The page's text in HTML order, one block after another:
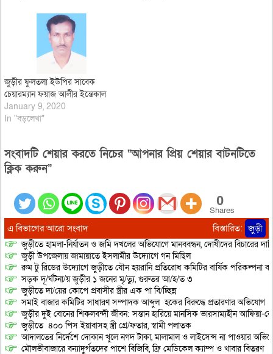
জুড়ীর ফুলতলা ইউপির সাবেক
চেয়ারম্যান ফয়াজ আলীর ইন্তেকাল
January 9, 2020
In "বড়লেখা"
সংবাদটি শেয়ার করতে নিচের “আপনার প্রিয় শেয়ার বাটনটিতে
ক্লিক করুন”
0
Shares
এ বিভাগের আরো সংবাদ বিস্তারিত: জুড়ী
জুড়ীতে হামলা-নির্যাতন ও জমি দখলের অভিযোগে মানববন্ধন, দোষীদের বিচারের দাবি
জুড়ী উপজেলায় জামায়াতে ইসলামীর উদ্যোগে গন মিছিল
রুম টু রিডের উদ্যোগে জুড়ীতে যৌন হয়রানি প্রতিরোধ কমিটির বার্ষিক পরিকল্পনা
সড়ক দূ/র্ঘটনা/য় জুড়ীর ১ জনের মৃ/ত্যু, গুরুতর আ/হ/ত ৩
জুড়ীতে দা/য়ের কোপে প্রবাসীর স্ত্রীর এক পা বি/চ্ছিন্ন
সমাই বাজার কমিটির সাধারণ সম্পাদক আব্দুল হকের বিরুদ্ধে প্রতারণার অভিযোগ
জুড়ীর দুই বোনের শিকলবন্দী জীবন: সন্তান হারিয়ে মানসিক ভারসাম্যহীন আফিয়া-
জুড়ীতে ৪০০ পিস ইয়াবাসহ স্ত্রী গ্রে/ফতার, স্বামী পলাতক
আদালতের নির্দেশে দোকান খুলে নগদ টাকা, মালামাল ও লাইসেন্স না পাওয়ার
মৌলভীবাজারে বন্যাদুর্গতদের পাশে বিজিবি, ফ্রি মেডিকেল ক্যাম্প ও খাবার বিতরণ